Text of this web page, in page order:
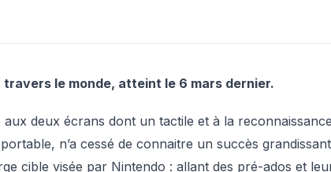
travers le monde, atteint le 6 mars dernier.
deux écrans dont un tactile et à la
n’a cessé de connaitre un succès
cible visée par Nintendo : allant des pré-ados et